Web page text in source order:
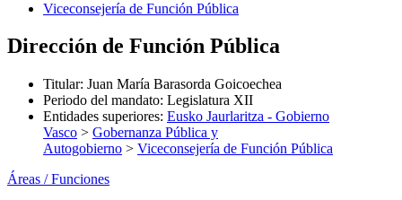
Viceconsejería de Función Pública
Dirección de Función Pública
Titular: Juan María Barasorda Goicoechea
Periodo del mandato: Legislatura XII
Entidades superiores: Eusko Jaurlaritza - Gobierno
Vasco > Gobernanza Pública y
Autogobierno > Viceconsejería de Función Pública
Áreas / Funciones